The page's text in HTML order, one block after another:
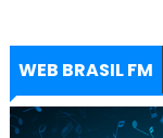
WEB BRASIL FM